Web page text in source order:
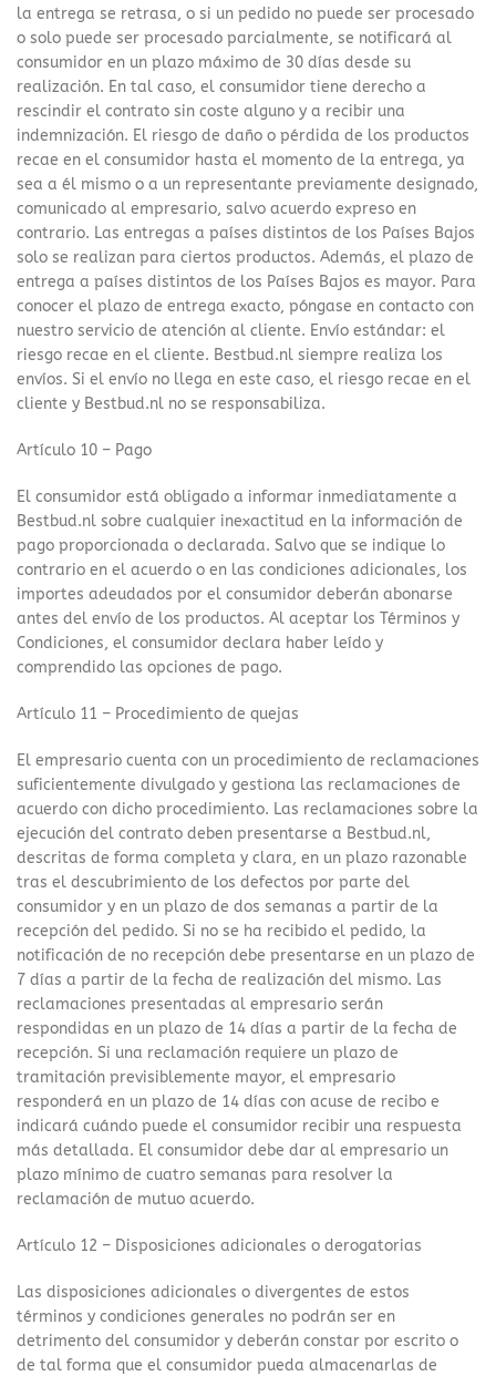
la entrega se retrasa, o si un pedido no puede ser procesado
o solo puede ser procesado parcialmente, se notificará al
consumidor en un plazo máximo de 30 días desde su
realización. En tal caso, el consumidor tiene derecho a
rescindir el contrato sin coste alguno y a recibir una
indemnización. El riesgo de daño o pérdida de los productos
recae en el consumidor hasta el momento de la entrega, ya
sea a él mismo o a un representante previamente designado,
comunicado al empresario, salvo acuerdo expreso en
contrario. Las entregas a países distintos de los Países Bajos
solo se realizan para ciertos productos. Además, el plazo de
entrega a países distintos de los Países Bajos es mayor. Para
conocer el plazo de entrega exacto, póngase en contacto con
nuestro servicio de atención al cliente. Envío estándar: el
riesgo recae en el cliente. Bestbud.nl siempre realiza los
envíos. Si el envío no llega en este caso, el riesgo recae en el
cliente y Bestbud.nl no se responsabiliza.
Artículo 10 – Pago
El consumidor está obligado a informar inmediatamente a
Bestbud.nl sobre cualquier inexactitud en la información de
pago proporcionada o declarada. Salvo que se indique lo
contrario en el acuerdo o en las condiciones adicionales, los
importes adeudados por el consumidor deberán abonarse
antes del envío de los productos. Al aceptar los Términos y
Condiciones, el consumidor declara haber leído y
comprendido las opciones de pago.
Artículo 11 – Procedimiento de quejas
El empresario cuenta con un procedimiento de reclamaciones
suficientemente divulgado y gestiona las reclamaciones de
acuerdo con dicho procedimiento. Las reclamaciones sobre la
ejecución del contrato deben presentarse a Bestbud.nl,
descritas de forma completa y clara, en un plazo razonable
tras el descubrimiento de los defectos por parte del
consumidor y en un plazo de dos semanas a partir de la
recepción del pedido. Si no se ha recibido el pedido, la
notificación de no recepción debe presentarse en un plazo de
7 días a partir de la fecha de realización del mismo. Las
reclamaciones presentadas al empresario serán
respondidas en un plazo de 14 días a partir de la fecha de
recepción. Si una reclamación requiere un plazo de
tramitación previsiblemente mayor, el empresario
responderá en un plazo de 14 días con acuse de recibo e
indicará cuándo puede el consumidor recibir una respuesta
más detallada. El consumidor debe dar al empresario un
plazo mínimo de cuatro semanas para resolver la
reclamación de mutuo acuerdo.
Artículo 12 – Disposiciones adicionales o derogatorias
Las disposiciones adicionales o divergentes de estos
términos y condiciones generales no podrán ser en
detrimento del consumidor y deberán constar por escrito o
de tal forma que el consumidor pueda almacenarlas de